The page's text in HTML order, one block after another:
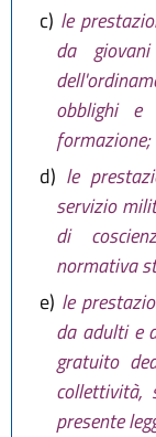
c) le
da
obblighi e
formazione;
d) le
servizio
di
normativa
e) le
da adulti e
gratuito
collettività,
presente